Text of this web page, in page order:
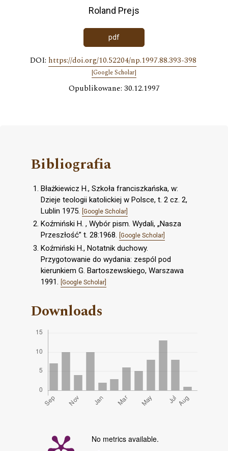
Roland Prejs
pdf
DOI: https://doi.org/10.52204/np.1997.88.393-398
[Google Scholar]
Opublikowane: 30.12.1997
Bibliografia
Błażkiewicz H., Szkoła franciszkańska, w:
Dzieje teologii katolickiej w Polsce, t. 2 cz. 2,
Lublin 1975.
[Google Scholar]
Koźmiński H. , Wybór pism. Wydali, „Nasza
Przeszłość” t. 28:1968. [Google Scholar]
Koźmiński H., Notatnik duchowy.
Przygotowanie do wydania: zespól pod
kierunkiem G. Bartoszewskiego, Warszawa
1991. [Google Scholar]
Downloads
No metrics available.